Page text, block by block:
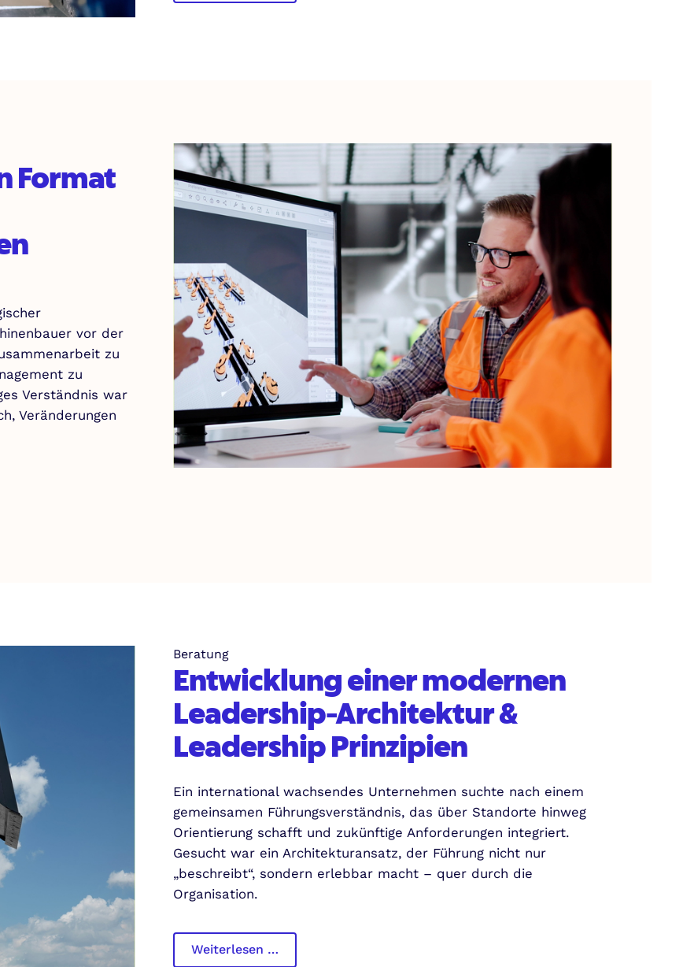
Format
vor der
zu
zu
Verständnis war
Veränderungen
Beratung
Entwicklung einer modernen
Leadership-Architektur &
Leadership Prinzipien
Ein international wachsendes Unternehmen suchte nach einem
gemeinsamen Führungsverständnis, das über Standorte hinweg
Orientierung schafft und zukünftige Anforderungen integriert.
Gesucht war ein Architekturansatz, der Führung nicht nur
„beschreibt“, sondern erlebbar macht – quer durch die
Organisation.
Weiterlesen …Entwicklung